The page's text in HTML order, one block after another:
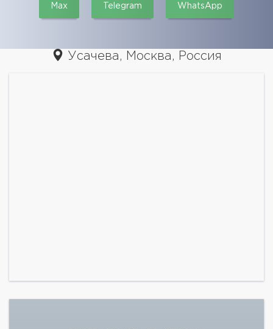
Max Telegram WhatsApp
Усачева, Москва, Россия